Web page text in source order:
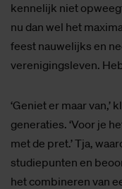
kennelijk niet
nu dan wel het
feest nauwelijks en
verenigingsleven.
‘Geniet er maar van,’
generaties. ‘Voor je
met de pret.’ Tja,
studiepunten en
het combineren van